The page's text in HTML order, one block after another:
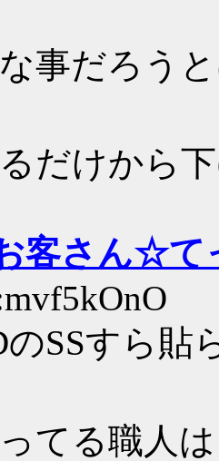
事だろう
だけから
客さん☆て
のSSすら貼
てる職人